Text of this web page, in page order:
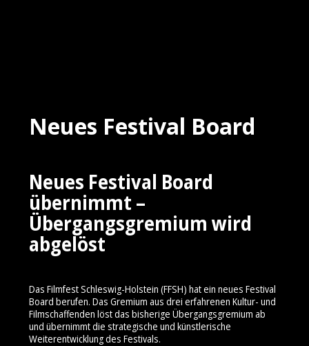
Neues Festival Board
Neues Festival Board
übernimmt –
Übergangsgremium wird
abgelöst
Das Filmfest Schleswig-Holstein (FFSH) hat ein neues Festival
Board berufen. Das Gremium aus drei erfahrenen Kultur- und
Filmschaffenden löst das bisherige Übergangsgremium ab
und übernimmt die strategische und künstlerische
Weiterentwicklung des Festivals.